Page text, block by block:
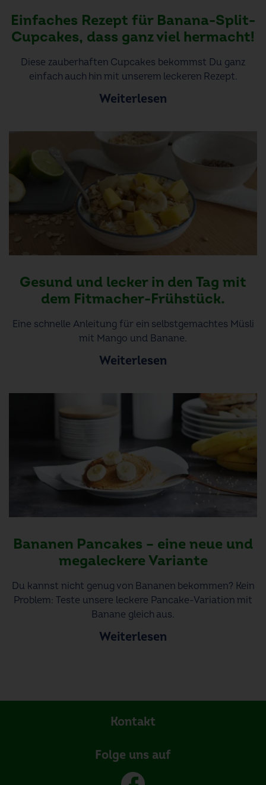
Einfaches Rezept für Banana-Split-
Cupcakes, dass ganz viel hermacht!
Diese zauberhaften Cupcakes bekommst Du ganz
einfach auch hin mit unserem leckeren Rezept.
Weiterlesen
Gesund und lecker in den Tag mit
dem Fitmacher-Frühstück.
Eine schnelle Anleitung für ein selbstgemachtes Müsli
mit Mango und Banane.
Weiterlesen
Bananen Pancakes – eine neue und
megaleckere Variante
Du kannst nicht genug von Bananen bekommen? Kein
Problem: Teste unsere leckere Pancake-Variation mit
Banane gleich aus.
Weiterlesen
Kontakt
Folge uns auf